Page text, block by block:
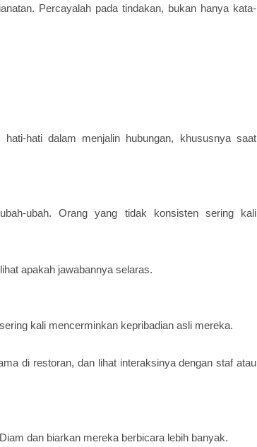
Percayalah pada tindakan, bukan hanya kata-
hati dalam menjalin hubungan, khususnya saat
ubah. Orang yang tidak konsisten sering kali
apakah jawabannya selaras.
kali mencerminkan kepribadian asli mereka.
di restoran, dan lihat interaksinya dengan staf atau
dan biarkan mereka berbicara lebih banyak.